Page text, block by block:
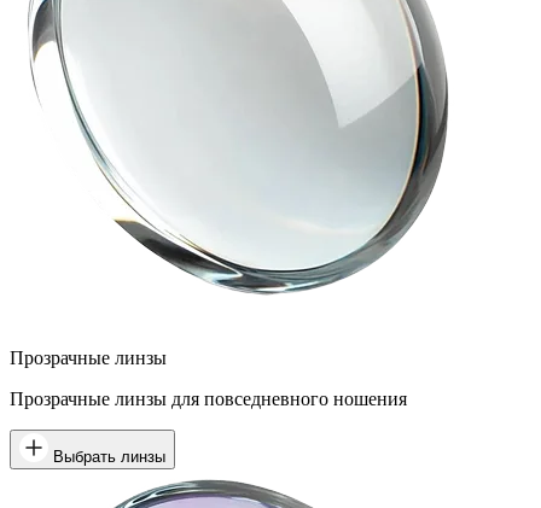
Прозрачные линзы
Прозрачные линзы для повседневного ношения
Выбрать линзы